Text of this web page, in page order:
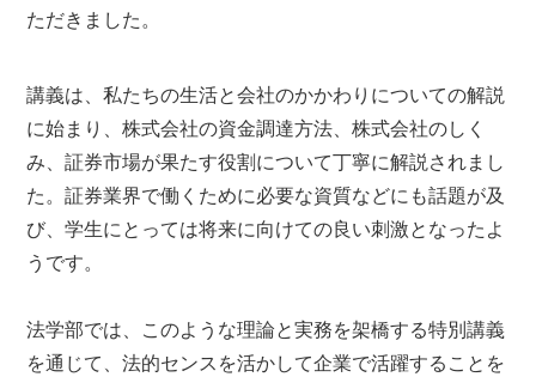
ただきました。
講義は、私たちの生活と会社のかかわりについての解説
に始まり、株式会社の資金調達方法、株式会社のしく
み、証券市場が果たす役割について丁寧に解説されまし
た。証券業界で働くために必要な資質などにも話題が及
び、学生にとっては将来に向けての良い刺激となったよ
うです。
法学部では、このような理論と実務を架橋する特別講義
を通じて、法的センスを活かして企業で活躍することを